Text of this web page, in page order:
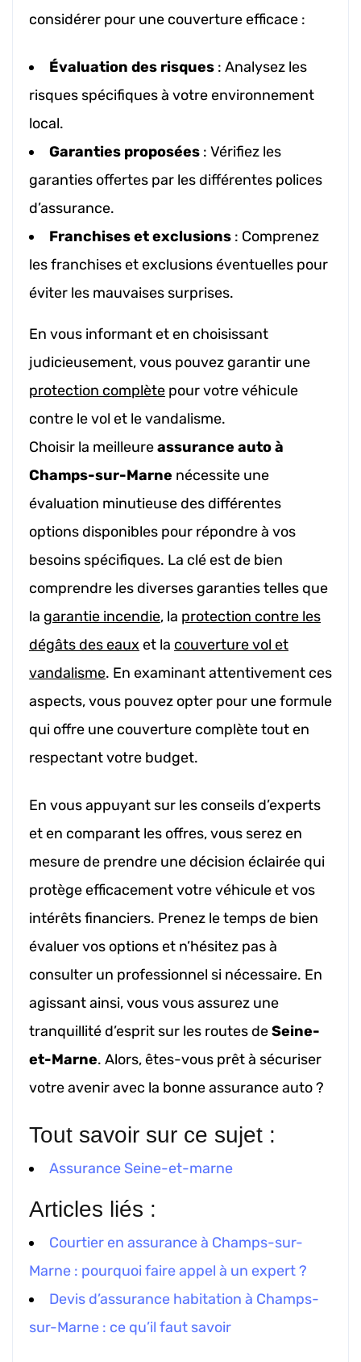
considérer pour une couverture efficace :
Évaluation des risques : Analysez les
risques spécifiques à votre environnement
local.
Garanties proposées : Vérifiez les
garanties offertes par les différentes polices
d’assurance.
Franchises et exclusions : Comprenez
les franchises et exclusions éventuelles pour
éviter les mauvaises surprises.
En vous informant et en choisissant
judicieusement, vous pouvez garantir une
protection complète pour votre véhicule
contre le vol et le vandalisme.
Choisir la meilleureassurance auto à
Champs-sur-Marne nécessite une
évaluation minutieuse des différentes
options disponibles pour répondre à vos
besoins spécifiques. La clé est de bien
comprendre les diverses garanties telles que
la garantie incendie, la protection contre les
dégâts des eaux et la couverture vol et
vandalisme. En examinant attentivement ces
aspects, vous pouvez opter pour une formule
qui offre une couverture complète tout en
respectant votre budget.
En vous appuyant sur les conseils d’experts
et en comparant les offres, vous serez en
mesure de prendre une décision éclairée qui
protège efficacement votre véhicule et vos
intérêts financiers. Prenez le temps de bien
évaluer vos options et n’hésitez pas à
consulter un professionnel si nécessaire. En
agissant ainsi, vous vous assurez une
tranquillité d’esprit sur les routes deSeine-
et-Marne. Alors, êtes-vous prêt à sécuriser
votre avenir avec la bonne assurance auto ?
Tout savoir sur ce sujet :
Assurance Seine-et-marne
Articles liés :
Courtier en assurance à Champs-sur-
Marne : pourquoi faire appel à un expert ?
Devis d’assurance habitation à Champs-
sur-Marne : ce qu’il faut savoir